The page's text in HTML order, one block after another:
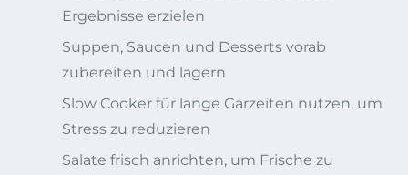
Ergebnisse erzielen
Suppen, Saucen und Desserts vorab
zubereiten und lagern
Slow Cooker für lange Garzeiten nutzen, um
Stress zu reduzieren
Salate frisch anrichten, um Frische zu